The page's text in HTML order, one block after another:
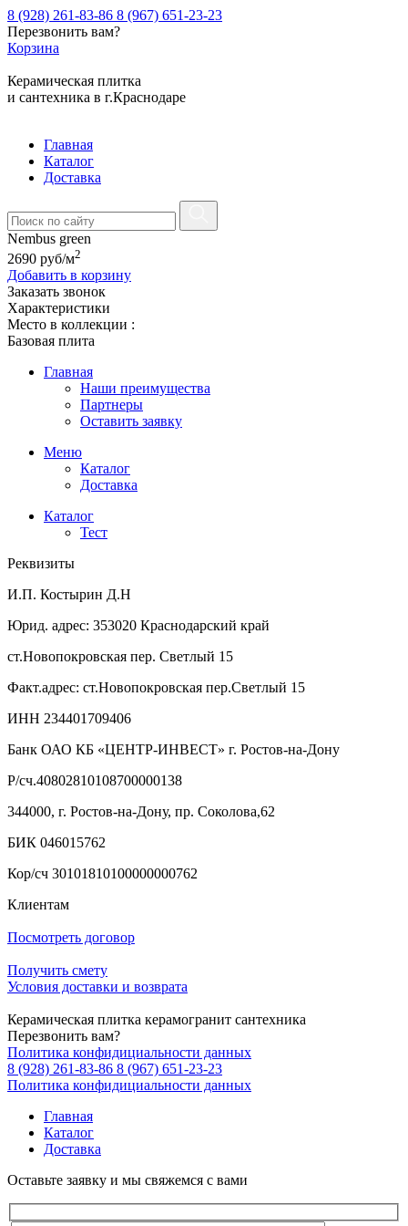
8 (928) 261-83-86 8 (967) 651-23-23
Перезвонить вам?
Корзина
Керамическая плитка
и сантехника в г.Краснодаре
Главная
Каталог
Доставка
Nembus green
2690 руб/м2
Добавить в корзину
Заказать звонок
Характеристики
Место в коллекции :
Базовая плита
Главная
Наши преимущества
Партнеры
Оставить заявку
Меню
Каталог
Доставка
Каталог
Тест
Реквизиты
И.П. Костырин Д.Н
Юрид. адрес: 353020 Краснодарский край
ст.Новопокровская пер. Светлый 15
Факт.адрес: ст.Новопокровская пер.Светлый 15
ИНН 234401709406
Банк ОАО КБ «ЦЕНТР-ИНВЕСТ» г. Ростов-на-Дону
Р/сч.40802810108700000138
344000, г. Ростов-на-Дону, пр. Соколова,62
БИК 046015762
Кор/сч 30101810100000000762
Клиентам
Посмотреть договор
Получить смету
Условия доставки и возврата
Керамическая плитка керамогранит сантехника
Перезвонить вам?
Политика конфидициальности данных
8 (928) 261-83-86 8 (967) 651-23-23
Политика конфидициальности данных
Главная
Каталог
Доставка
Оставьте заявку и мы свяжемся с вами